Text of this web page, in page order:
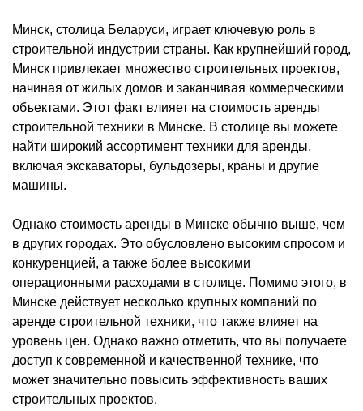
Минск, столица Беларуси, играет ключевую роль в
строительной индустрии страны. Как крупнейший город,
Минск привлекает множество строительных проектов,
начиная от жилых домов и заканчивая коммерческими
объектами. Этот факт влияет на стоимость аренды
строительной техники в Минске. В столице вы можете
найти широкий ассортимент техники для аренды,
включая экскаваторы, бульдозеры, краны и другие
машины.
Однако стоимость аренды в Минске обычно выше, чем
в других городах. Это обусловлено высоким спросом и
конкуренцией, а также более высокими
операционными расходами в столице. Помимо этого, в
Минске действует несколько крупных компаний по
аренде строительной техники, что также влияет на
уровень цен. Однако важно отметить, что вы получаете
доступ к современной и качественной технике, что
может значительно повысить эффективность ваших
строительных проектов.